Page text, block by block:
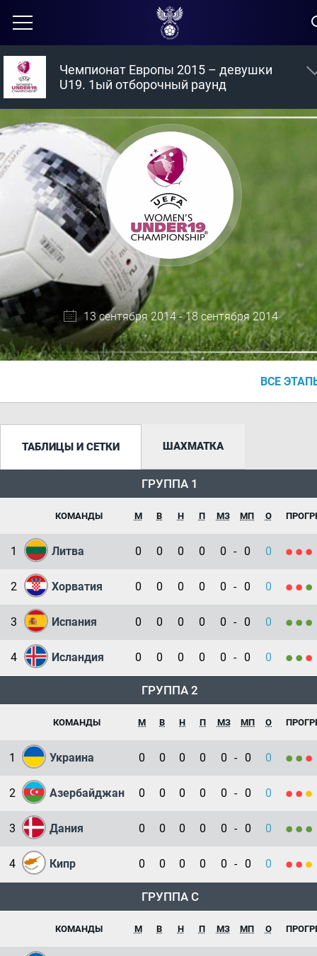
Чемпионат Европы 2015 – девушки
U19. 1ый отборочный раунд
13 сентября 2014 - 18 сентября 2014
ВСЕ
ТАБЛИЦЫ И СЕТКИ ШАХМАТКА
ГРУППА 1
КОМАНДЫ М В Н П МЗ МП О
1 Литва 0 0 0 0 0 - 0 0
2 Хорватия 0 0 0 0 0 - 0 0
3 Испания 0 0 0 0 0 - 0 0
4 Исландия 0 0 0 0 0 - 0 0
ГРУППА 2
КОМАНДЫ М В Н П МЗ МП О
1 Украина 0 0 0 0 0 - 0 0
2 Азербайджан 0 0 0 0 0 - 0 0
3 Дания 0 0 0 0 0 - 0 0
4 Кипр 0 0 0 0 0 - 0 0
ГРУППА C
КОМАНДЫ М В Н П МЗ МП О